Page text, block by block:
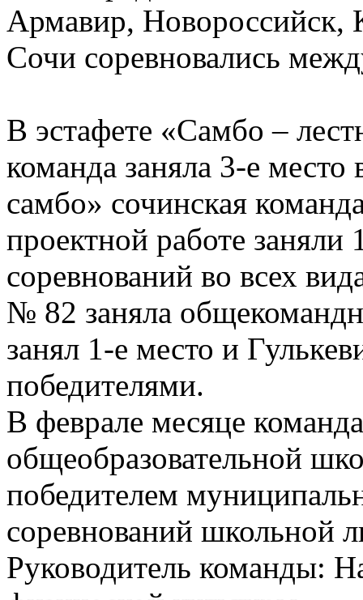
Армавир, Новороссийск,
Сочи соревновались
В эстафете «Самбо –
команда заняла 3-е
самбо» сочинская
проектной работе заняли
соревнований во всех
№ 82 заняла
занял 1-е место и
победителями.
В феврале месяце
общеобразовательной
победителем
соревнований школьной
Руководитель команды: